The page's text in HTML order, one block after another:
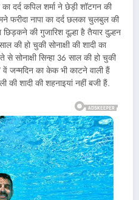
दर्द कपिल शर्मा ने छेड़ी शॉटगन की
फरीदा नापा का दर्द छलका चुलबुल की
की गुजारिश दूल्हा है तैयार दुल्हन
की हो चुकी सोनाक्षी की शादी का
सोनाक्षी सिन्हा 36 साल की हो चुकी
जन्मदिन का केक भी काटने वाली हैं
की शादी की शहनाइयां नहीं बजी हैं.